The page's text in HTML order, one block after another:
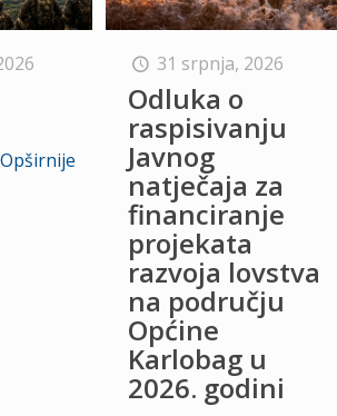
Opširnije
31 srpnja, 2026
Odluka o
raspisivanju
Javnog
natječaja za
financiranje
projekata
razvoja lovstva
na području
Općine
Karlobag u
2026. godini